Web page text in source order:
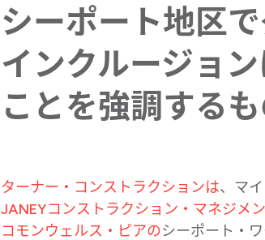
シーポート地区
インクルージョ
ことを​強調する​も
ターナー・​コンストラクションは、​マ
JANEYコンストラクション・マネジメ
コモンウェルス・ピアのシーポート・